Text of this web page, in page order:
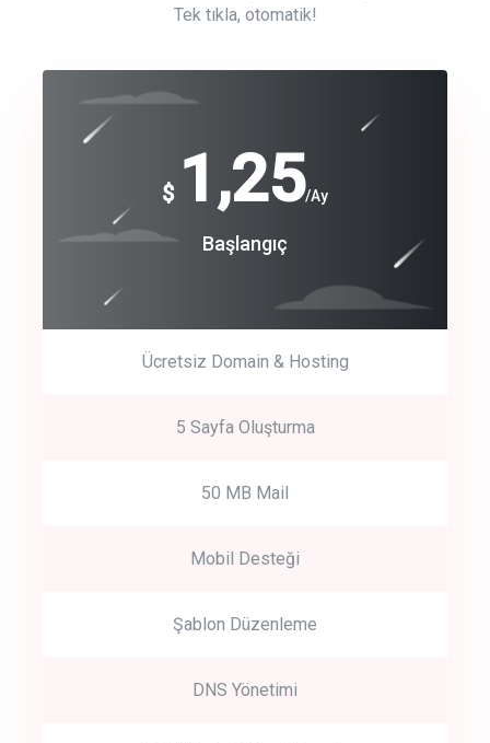
Tek tıkla, otomatik!
$ 1,25/Ay
Başlangıç
Ücretsiz Domain & Hosting
5 Sayfa Oluşturma
50 MB Mail
Mobil Desteği
Şablon Düzenleme
DNS Yönetimi
Free
Basic